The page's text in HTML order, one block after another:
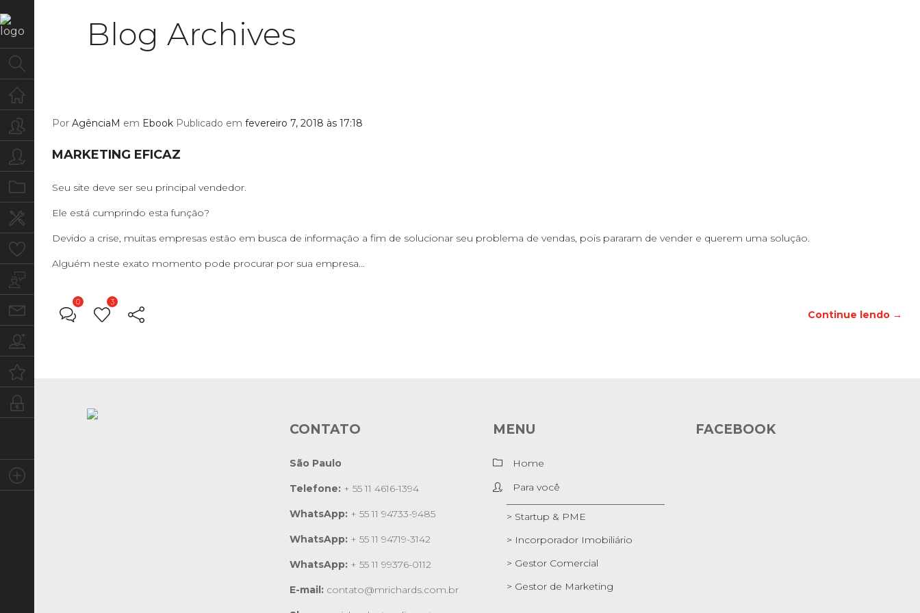
Quem Somos
Para você
Portfolio
Serviços
Contato
Blog Archives
Por AgênciaM em Ebook Publicado em fevereiro 7, 2018 às 17:18
MARKETING EFICAZ
Seu site deve ser seu principal vendedor.
Ele está cumprindo esta função?
Devido a crise, muitas empresas estão em busca de informação a fim de solucionar seu problema de vendas, pois pararam de vender e querem uma solução.
Alguém neste exato momento pode procurar por sua empresa…
0 3
Continue lendo →
CONTATO
São Paulo
Telefone: + 55 11 4616-1394
WhatsApp: + 55 11 94733-9485
WhatsApp: + 55 11 94719-3142
WhatsApp: + 55 11 99376-0112
E-mail: contato@mrichards.com.br
MENU
Home
Para você
> Startup & PME
> Incorporador Imobiliário
> Gestor Comercial
> Gestor de Marketing
FACEBOOK